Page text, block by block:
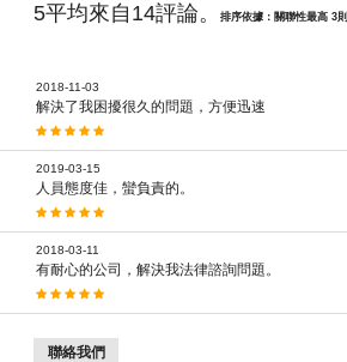
5平均來自14評論。 排序依據：關聯性最高 3則
2018-11-03
解決了我困擾很久的問題，方便迅速
2019-03-15
人員態度佳，蠻負責的。
2018-03-11
有耐心的公司，解決我法律諮詢問題。
聯絡我們